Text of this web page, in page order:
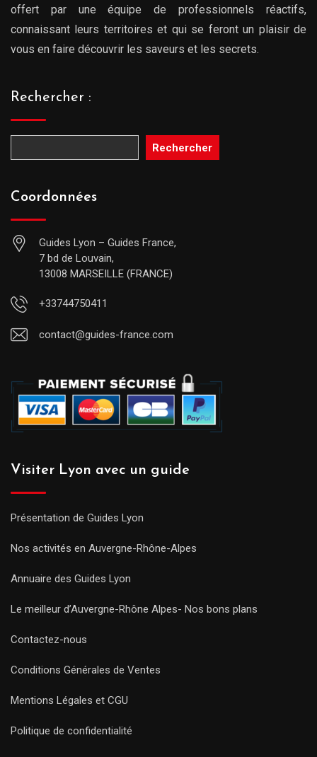
offert par une équipe de professionnels réactifs,
connaissant leurs territoires et qui se feront un plaisir de
vous en faire découvrir les saveurs et les secrets.
Rechercher :
Rechercher
Coordonnées
Guides Lyon – Guides France,
7 bd de Louvain,
13008 MARSEILLE (FRANCE)
+33744750411
contact@guides-france.com
Visiter Lyon avec un guide
Présentation de Guides Lyon
Nos activités en Auvergne-Rhône-Alpes
Annuaire des Guides Lyon
Le meilleur d’Auvergne-Rhône Alpes- Nos bons plans
Contactez-nous
Conditions Générales de Ventes
Mentions Légales et CGU
Politique de confidentialité